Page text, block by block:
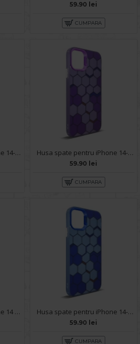
59.90 lei
CUMPARA
Husa spate pentru iPhone 14- Bozo case Rosu Husa spate pentru iPhone 14- Bozo case Mov
59.90 lei
CUMPARA
Husa spate pentru iPhone 14 - Catwalk Case Verde Husa spate pentru iPhone 14- Bozo case Albastru
59.90 lei
CUMPARA